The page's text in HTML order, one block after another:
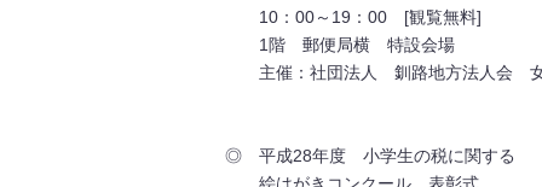
10：00～19：00 [観覧無料]
1階 郵便局横 特設会場
主催：社団法人 釧路地方法人会
◎ 平成28年度 小学生の税に関する